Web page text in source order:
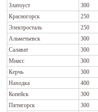
Златоуст
300
Красногорск
250
Электросталь
250
Альметьевск
300
Салават
300
Миасс
300
Керчь
300
Находка
400
Копейск
300
Пятигорск
300